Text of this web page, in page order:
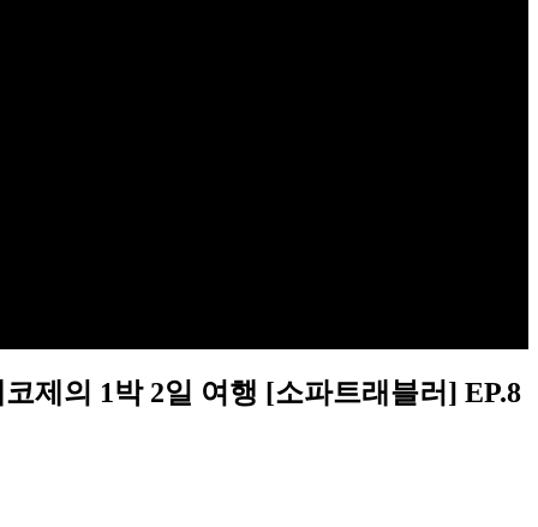
제의 1박 2일 여행 [소파트래블러] EP.8